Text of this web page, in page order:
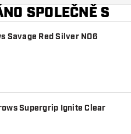
SPOLEČNĚ S
Savage Red Silver NO6
Supergrip Ignite Clear